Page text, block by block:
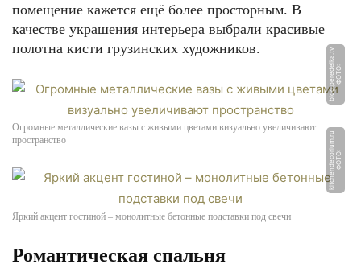
помещение кажется ещё более просторным. В
качестве украшения интерьера выбрали красивые
полотна кисти грузинских художников.
Ф
О
Т
О:
bl
o
g.
p
e
r
e
d
el
k
a.
t
v
Огромные металлические вазы с живыми цветами визуально увеличивают
пространство
Ф
О
Т
О:
ki
t
c
h
e
n
d
e
c
o
ri
u
m.
r
u
Яркий акцент гостиной – монолитные бетонные подставки под свечи
Романтическая спальня